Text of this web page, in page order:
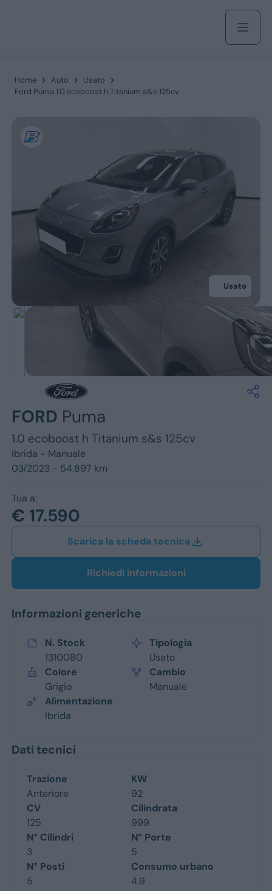
Servizi
Fiat
Jeep
Vedi tutti i marchi
Home Auto
Usato
Ford Puma 1.0 ecoboost h Titanium s&s 125cv
Usato
FORD Puma
1.0 ecoboost h Titanium s&s 125cv
Ibrida - Manuale
03/2023 - 54.897 km
Tua a:
€ 17.590
Scarica la scheda tecnica
Richiedi informazioni
Informazioni generiche
N. Stock
1310080
Tipologia
Usato
Colore
Grigio
Cambio
Manuale
Alimentazione
Ibrida
Dati tecnici
Trazione
Anteriore
KW
92
CV
125
Cilindrata
999
N° Cilindri
3
N° Porte
5
N° Posti
5
Consumo urbano
4.9